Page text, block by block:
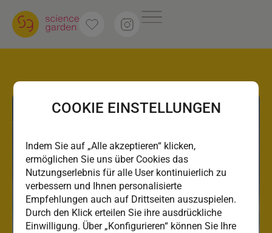
COOKIE EINSTELLUNGEN
Indem Sie auf „Alle akzeptieren“ klicken,
ermöglichen Sie uns über Cookies das
Nutzungserlebnis für alle User kontinuierlich zu
verbessern und Ihnen personalisierte
Empfehlungen auch auf Drittseiten auszuspielen.
Durch den Klick erteilen Sie ihre ausdrückliche
Einwilligung. Über „Konfigurieren“ können Sie Ihre